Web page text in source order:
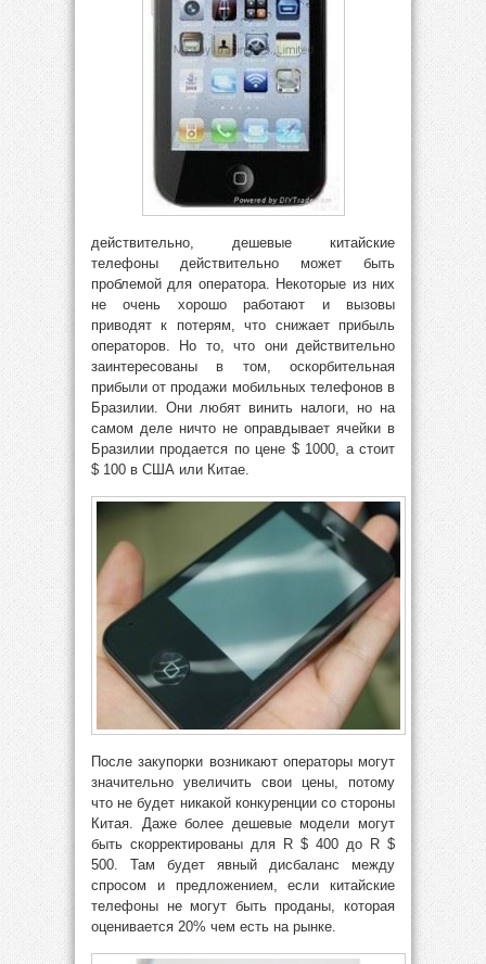
действительно, дешевые китайские
телефоны действительно может быть
проблемой для оператора. Некоторые из них
не очень хорошо работают и вызовы
приводят к потерям, что снижает прибыль
операторов. Но то, что они действительно
заинтересованы в том, оскорбительная
прибыли от продажи мобильных телефонов в
Бразилии. Они любят винить налоги, но на
самом деле ничто не оправдывает ячейки в
Бразилии продается по цене $ 1000, а стоит
$ 100 в США или Китае.
После закупорки возникают операторы могут
значительно увеличить свои цены, потому
что не будет никакой конкуренции со стороны
Китая. Даже более дешевые модели могут
быть скорректированы для R $ 400 до R $
500. Там будет явный дисбаланс между
спросом и предложением, если китайские
телефоны не могут быть проданы, которая
оценивается 20% чем есть на рынке.